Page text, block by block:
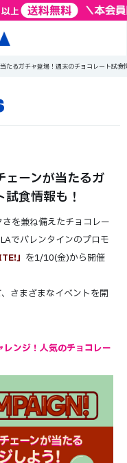
たるガチャ登場！週末のチョコレート試食
ェーンが当たるガ
食情報も！
を兼ね備えたチョコレー
でバレンタインのプロモ
」 を1/10(金)から開催
さまざまなイベントを開
ンジ！人気のチョコレー